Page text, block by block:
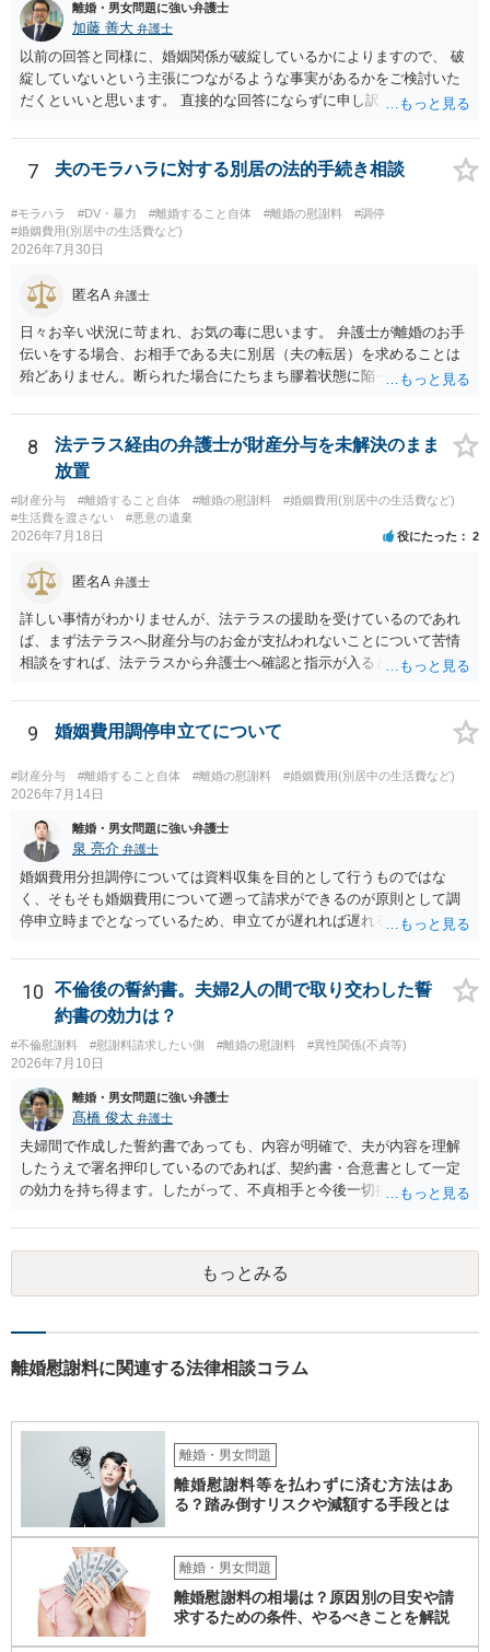
離婚・男女問題に強い弁護士
加藤 善大 弁護士
以前の回答と同様に、婚姻関係が破綻しているかによりますので、 破
綻していないという主張につながるような事実があるかをご検討いた
だくといいと思います。 直接的な回答にならずに申し訳ございません
7 夫のモラハラに対する別居の法的手続き相談
#モラハラ #DV・暴力 #離婚すること自体 #離婚の慰謝料
#調停
#婚姻費用(別居中の生活費など)
2026年7月30日
匿名A 弁護士
日々お辛い状況に苛まれ、お気の毒に思います。 弁護士が離婚のお手
伝いをする場合、お相手である夫に別居（夫の転居）を求めることは
殆どありません。断られた場合にたちまち膠着状態に陥ってしまうの
高いためです。 実務的には、ご相談者さまが転居する形で離婚協議等
を進める選択を採らざるを得ないことが圧倒的多数です。
8
法テラス経由の弁護士が財産分与を未解決のまま
放置
#財産分与 #離婚すること自体 #離婚の慰謝料
#婚姻費用(別居中の生活費など)
#生活費を渡さない
#悪意の遺棄
2026年7月18日 役にたった 2
匿名A 弁護士
詳しい事情がわかりませんが、法テラスの援助を受けているのであれ
ば、まず法テラスへ財産分与のお金が支払われないことについて苦情
相談をすれば、法テラスから弁護士へ確認と指示が入ると思います。
す。
9 婚姻費用調停申立てについて
#財産分与 #離婚すること自体 #離婚の慰謝料 #婚姻費用(別居中の生活費など)
2026年7月14日
離婚・男女問題に強い弁護士
泉 亮介 弁護士
婚姻費用分担調停については資料収集を目的として行うものではな
く、そもそも婚姻費用について遡って請求ができるのが原則として調
停申立時までとなっているため、申立てが遅れれば遅れるほど、遡れ
婚姻費用については調停で話がまとまらなかった場合に審判で裁判所
の判断が出るため、終局的な解決が見込めます。 弁護士に一度相談さ
れた方が良いでしょう。
10
不倫後の誓約書。夫婦2人の間で取り交わした誓
約書の効力は？
#不倫慰謝料 #慰謝料請求したい側 #離婚の慰謝料 #異性関係(不貞等)
2026年7月10日
離婚・男女問題に強い弁護士
髙橋 俊太 弁護士
夫婦間で作成した誓約書であっても、内容が明確で、夫が内容を理解
したうえで署名押印しているのであれば、契約書・合意書として一定
の効力を持ち得ます。したがって、不貞相手と今後一切接触しないこ
れば、違反が認められる場合、違約金として１００万円を請求する余
地はあります。ただ、実際に支払わせるには、まず「その電話番号が
不貞相手のものであること」「夫がその相手と通話していたこと」
「それが誓約書で禁止された接触に当たること」を立証する必要があ
という点については、直ちに無効とまではいえないと考えられます
もっとみる
離婚慰謝料に関連する法律相談コラム
離婚・男女問題
離婚慰謝料等を払わずに済む方法はあ
る？踏み倒すリスクや減額する手段とは
離婚・男女問題
離婚慰謝料の相場は？原因別の目安や請
求するための条件、やるべきことを解説